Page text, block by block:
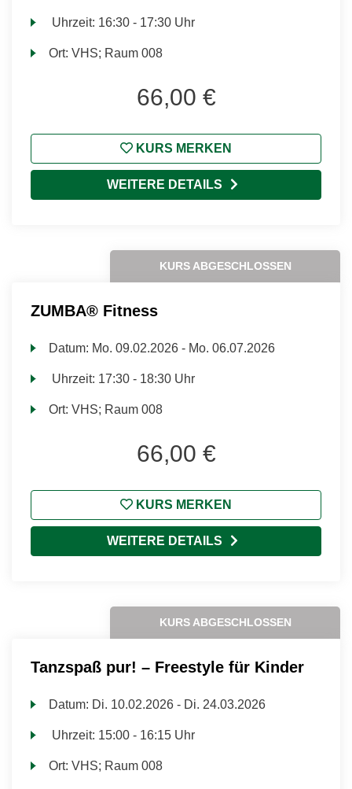
Uhrzeit: 16:30 - 17:30 Uhr
Ort:VHS; Raum 008
66,00 €
KURS MERKEN
WEITERE DETAILS
KURS ABGESCHLOSSEN
ZUMBA® Fitness
Datum: Mo. 09.02.2026 - Mo. 06.07.2026
Uhrzeit: 17:30 - 18:30 Uhr
Ort:VHS; Raum 008
66,00 €
KURS MERKEN
WEITERE DETAILS
KURS ABGESCHLOSSEN
Tanzspaß pur! – Freestyle für Kinder
Datum: Di. 10.02.2026 - Di. 24.03.2026
Uhrzeit: 15:00 - 16:15 Uhr
Ort:VHS; Raum 008